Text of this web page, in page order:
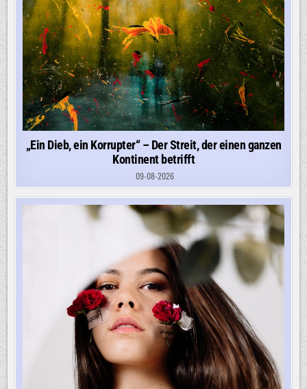
„Ein Dieb, ein Korrupter“ – Der Streit, der einen ganzen
Kontinent betrifft
09-08-2026